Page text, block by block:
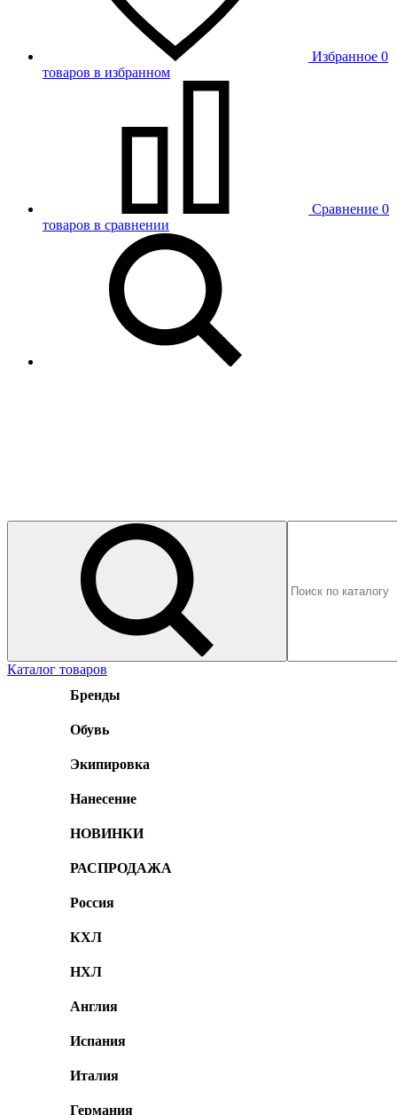
Избранное 0
товаров в избранном
Сравнение 0
товаров в сравнении
Каталог товаров
Бренды
Обувь
Экипировка
Нанесение
НОВИНКИ
РАСПРОДАЖА
Россия
КХЛ
НХЛ
Англия
Испания
Италия
Германия